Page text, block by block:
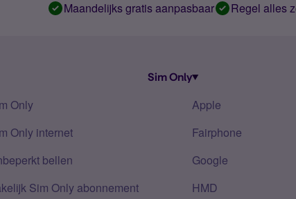
Maandelijks gratis aanpasbaar Regel alles
Sim Only
Only
Only internet
bellen
Sim Only abonnement
Apple
Fairphone
Google
HMD